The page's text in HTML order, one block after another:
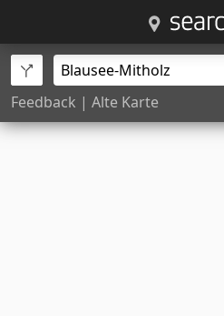
Feedback | Alte Karte